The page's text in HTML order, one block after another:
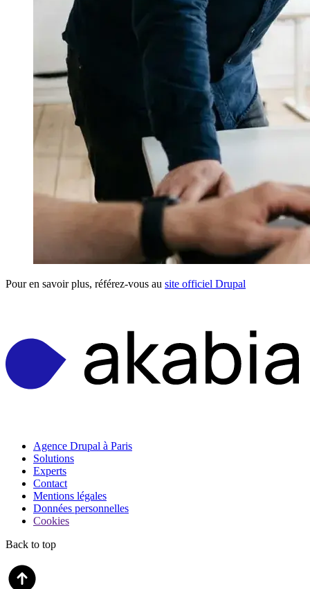
Pour en savoir plus, référez-vous au site officiel Drupal
Agence Drupal à Paris
Solutions
Experts
Contact
Mentions légales
Données personnelles
Cookies
Back to top